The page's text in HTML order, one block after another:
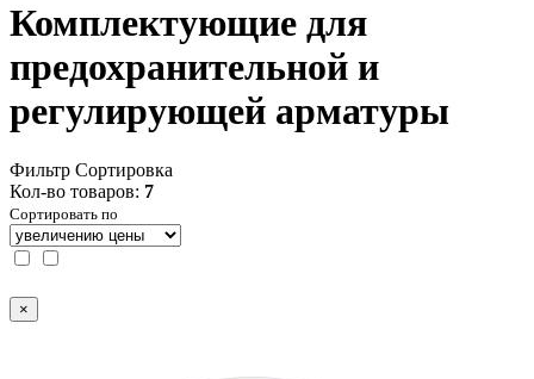
Комплектующие для
предохранительной и
регулирующей арматуры
Фильтр Сортировка
Кол-во товаров: 7
Сортировать по
×